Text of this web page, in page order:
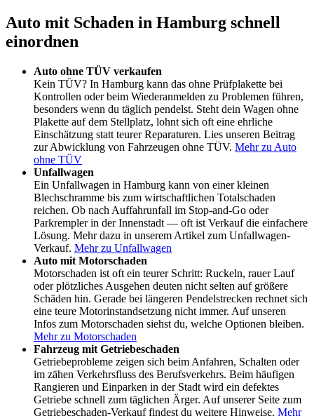
Auto mit Schaden in Hamburg schnell
einordnen
Auto ohne TÜV verkaufen
Kein TÜV? In Hamburg kann das ohne Prüfplakette bei
Kontrollen oder beim Wiederanmelden zu Problemen führen,
besonders wenn du täglich pendelst. Steht dein Wagen ohne
Plakette auf dem Stellplatz, lohnt sich oft eine ehrliche
Einschätzung statt teurer Reparaturen. Lies unseren Beitrag
zur Abwicklung von Fahrzeugen ohne TÜV. Mehr zu Auto
ohne TÜV
Unfallwagen
Ein Unfallwagen in Hamburg kann von einer kleinen
Blechschramme bis zum wirtschaftlichen Totalschaden
reichen. Ob nach Auffahrunfall im Stop-and-Go oder
Parkrempler in der Innenstadt — oft ist Verkauf die einfachere
Lösung. Mehr dazu in unserem Artikel zum Unfallwagen-
Verkauf. Mehr zu Unfallwagen
Auto mit Motorschaden
Motorschaden ist oft ein teurer Schritt: Ruckeln, rauer Lauf
oder plötzliches Ausgehen deuten nicht selten auf größere
Schäden hin. Gerade bei längeren Pendelstrecken rechnet sich
eine teure Motorinstandsetzung nicht immer. Auf unseren
Infos zum Motorschaden siehst du, welche Optionen bleiben.
Mehr zu Motorschaden
Fahrzeug mit Getriebeschaden
Getriebeprobleme zeigen sich beim Anfahren, Schalten oder
im zähen Verkehrsfluss des Berufsverkehrs. Beim häufigen
Rangieren und Einparken in der Stadt wird ein defektes
Getriebe schnell zum täglichen Ärger. Auf unserer Seite zum
Getriebeschaden-Verkauf findest du weitere Hinweise. Mehr